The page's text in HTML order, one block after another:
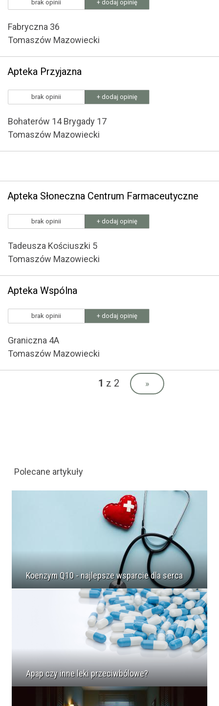
brak opinii + dodaj opinię
Fabryczna 36
Tomaszów Mazowiecki
Apteka Przyjazna
brak opinii + dodaj opinię
Bohaterów 14 Brygady 17
Tomaszów Mazowiecki
Apteka Słoneczna Centrum Farmaceutyczne
brak opinii + dodaj opinię
Tadeusza Kościuszki 5
Tomaszów Mazowiecki
Apteka Wspólna
brak opinii + dodaj opinię
Graniczna 4A
Tomaszów Mazowiecki
1 z 2 »
Polecane artykuły
Koenzym Q10 - najlepsze wsparcie dla serca
Apap czy inne leki przeciwbólowe?